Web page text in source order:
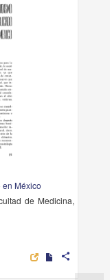
México
de Medicina,
share